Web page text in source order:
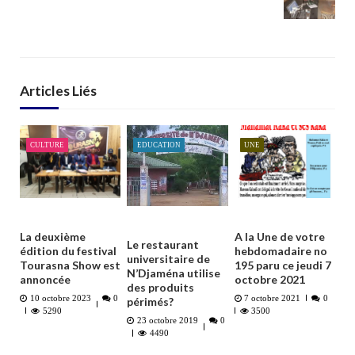
Articles Liés
CULTURE
La deuxième
édition du festival
Tourasna Show est
annoncée
10 octobre 2023
0
5290
EDUCATION
Le restaurant
universitaire de
N’Djaména utilise
des produits
périmés?
23 octobre 2019
0
4490
UNE
A la Une de votre
hebdomadaire no
195 paru ce jeudi 7
octobre 2021
7 octobre 2021
0
3500